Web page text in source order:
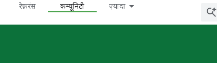
रेफ़रंस कम्यूनिटी ज़्यादा